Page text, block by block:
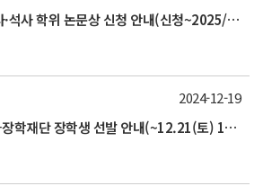
2024-2학기 우수 박사·석사 학위 논문상 신청 안내(신청~2025/1/17)
2024학년도 신라문화장학재단 장학생 선발 안내(~12.21(토) 17:00)
2024-12-19